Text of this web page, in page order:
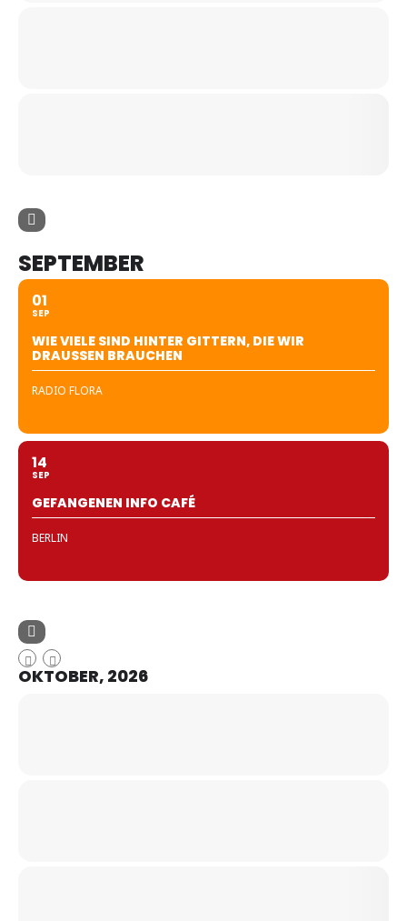
SEPTEMBER
01
SEP
WIE VIELE SIND HINTER GITTERN, DIE WIR
DRAUSSEN BRAUCHEN
RADIO FLORA
14
SEP
GEFANGENEN INFO CAFÉ
BERLIN
OKTOBER, 2026